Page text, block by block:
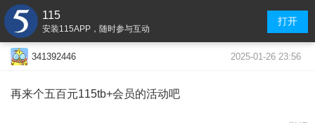
115
安装115APP，随时参与互动
打开
341392446 2025-01-26 23:56
再来个五百元115tb+会员的活动吧